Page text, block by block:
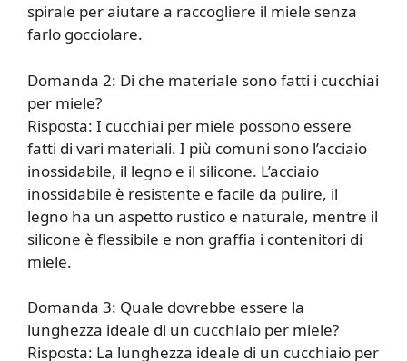
spirale per aiutare a raccogliere il miele senza
farlo gocciolare.
Domanda 2: Di che materiale sono fatti i cucchiai
per miele?
Risposta: I cucchiai per miele possono essere
fatti di vari materiali. I più comuni sono l’acciaio
inossidabile, il legno e il silicone. L’acciaio
inossidabile è resistente e facile da pulire, il
legno ha un aspetto rustico e naturale, mentre il
silicone è flessibile e non graffia i contenitori di
miele.
Domanda 3: Quale dovrebbe essere la
lunghezza ideale di un cucchiaio per miele?
Risposta: La lunghezza ideale di un cucchiaio per